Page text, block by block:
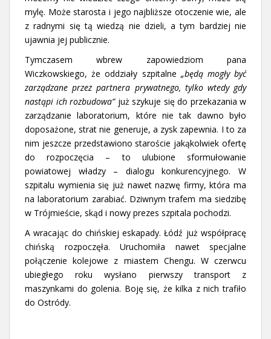
mylę. Może starosta i jego najbliższe otoczenie wie, ale
z radnymi się tą wiedzą nie dzieli, a tym bardziej nie
ujawnia jej publicznie.
Tymczasem wbrew zapowiedziom pana
Wiczkowskiego, że oddziały szpitalne „będą mogły być
zarządzane przez partnera prywatnego, tylko wtedy gdy
nastąpi ich rozbudowa”już szykuje się do przekazania w
zarządzanie laboratorium, które nie tak dawno było
doposażone, strat nie generuje, a zysk zapewnia. I to za
nim jeszcze przedstawiono staroście jakąkolwiek ofertę
do rozpoczęcia – to ulubione sformułowanie
powiatowej władzy – dialogu konkurencyjnego. W
szpitalu wymienia się już nawet nazwę firmy, która ma
na laboratorium zarabiać. Dziwnym trafem ma siedzibę
w Trójmieście, skąd i nowy prezes szpitala pochodzi.
A wracając do chińskiej eskapady. Łódź już współpracę
chińską rozpoczęła. Uruchomiła nawet specjalne
połączenie kolejowe z miastem Chengu. W czerwcu
ubiegłego roku wysłano pierwszy transport z
maszynkami do golenia. Boję się, że kilka z nich trafiło
do Ostródy.